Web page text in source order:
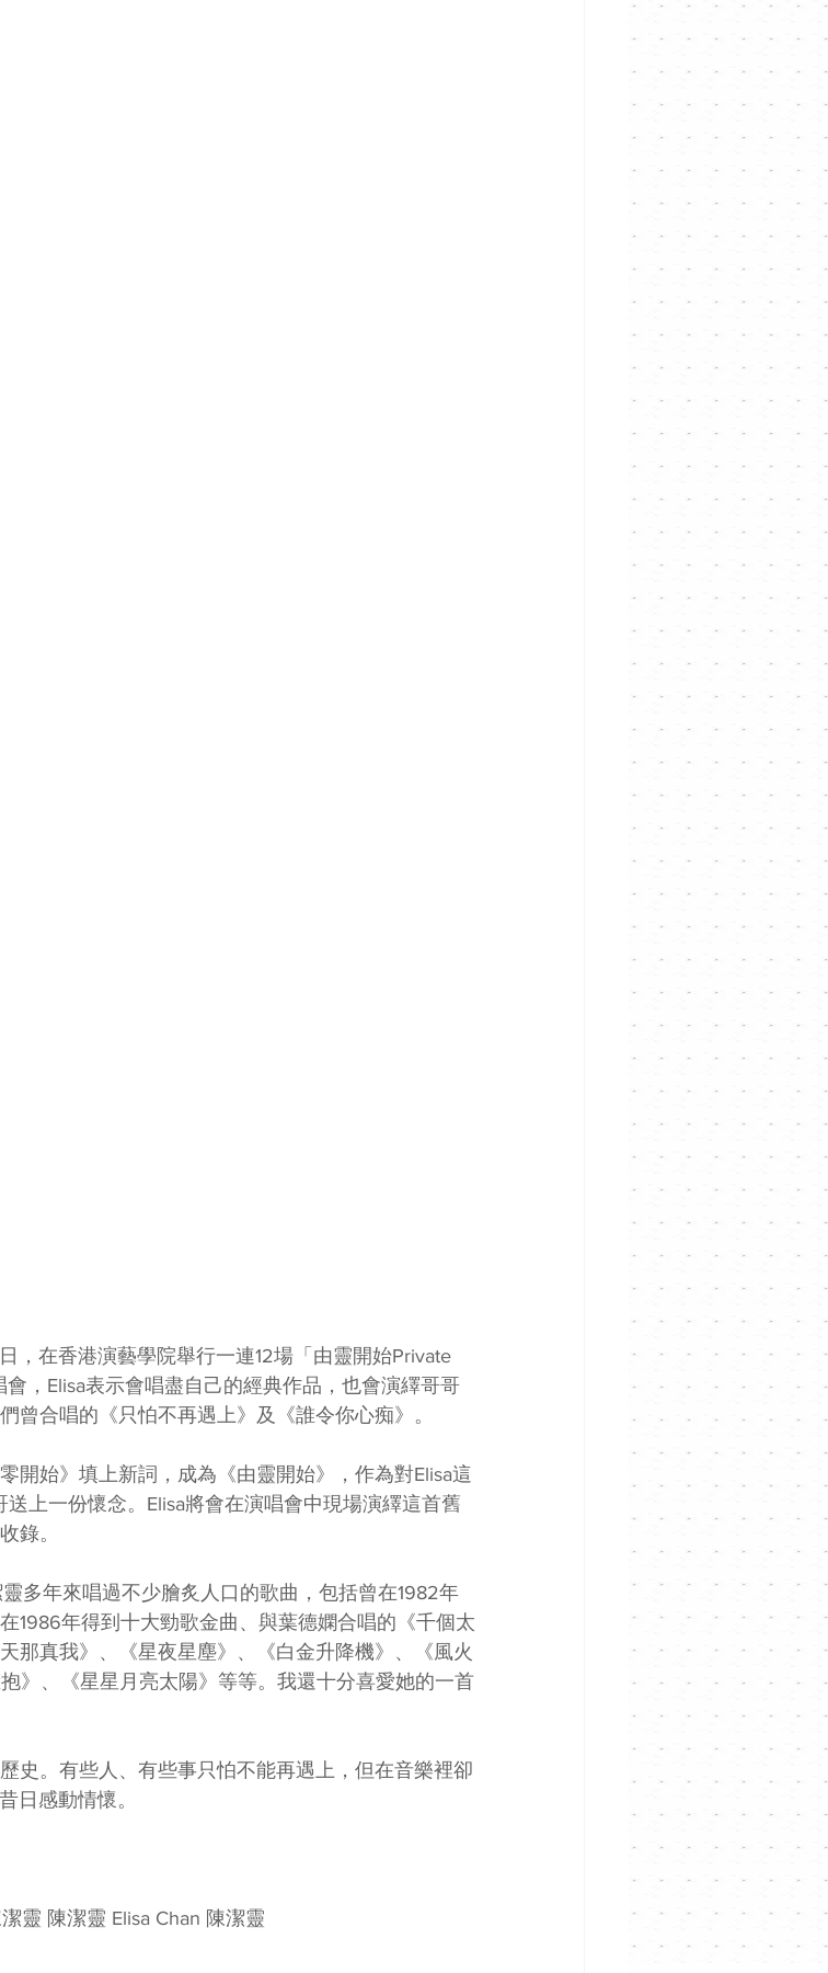
，在香港演藝學院舉行一連12場「由靈開始Private
，Elisa表示會唱盡自己的經典作品，也會演繹哥哥
曾合唱的《只怕不再遇上》及《誰令你心痴》。
開始》填上新詞，成為《由靈開始》，作為對Elisa這
上一份懷念。Elisa將會在演唱會中現場演繹這首舊
錄。
多年來唱過不少膾炙人口的歌曲，包括曾在1982年
1986年得到十大勁歌金曲、與葉德嫻合唱的《千個太
那真我》、《星夜星塵》、《白金升降機》、《風火
》、《星星月亮太陽》等等。我還十分喜愛她的一首
史。有些人、有些事只怕不能再遇上，但在音樂裡卻
日感動情懷。
靈 陳潔靈 Elisa Chan 陳潔靈